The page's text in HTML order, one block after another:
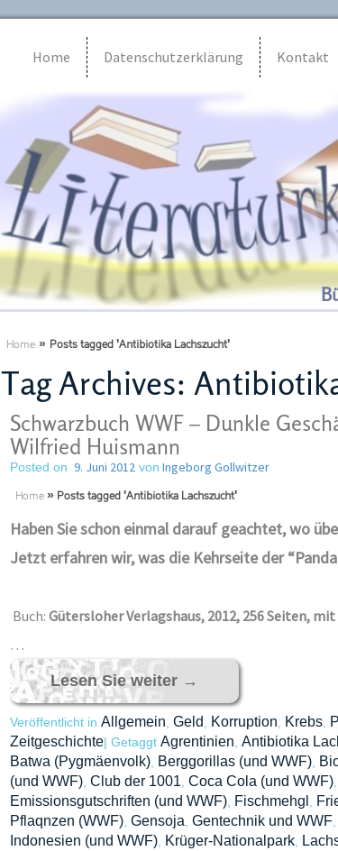
Home Datenschutzerklärung Kontakt
Home » Posts tagged 'Antibiotika Lachszucht'
Tag Archives:
Schwarzbuch WWF – Dunkle
Wilfried Huismann
Posted on 9. Juni 2012 von Ingeborg Gollwitzer
Home » Posts tagged 'Antibiotika Lachszucht'
Haben Sie schon einmal darauf geachtet, wo
Jetzt erfahren wir, was die Kehrseite der
Buch: Gütersloher Verlagshaus, 2012, 256 Seiten,
…
Lesen Sie weiter →
Veröffentlicht in Allgemein Geld Korruption Krebs,
Zeitgeschichte| Getaggt Agrentinien Antibiotika
Batwa (Pygmäenvolk), Berggorillas (und WWF),
(und WWF), Club der 1001 Coca Cola (und WWF),
Emissionsgutschriften (und WWF), Fischmehgl
Pflaqnzen (WWF), Gensoja Gentechnik und WWF
Indonesien (und WWF), Krüger-Nationalpark,